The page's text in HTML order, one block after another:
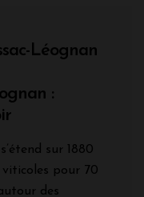
Léognan
:
sur 1880
viticoles pour 70
des